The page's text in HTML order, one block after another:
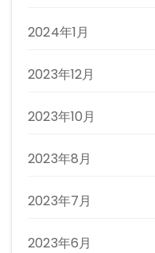
2024年1月
2023年12月
2023年10月
2023年8月
2023年7月
2023年6月